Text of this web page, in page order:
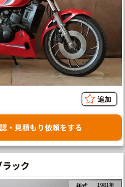
・見積もり依頼をする
ック
1981年